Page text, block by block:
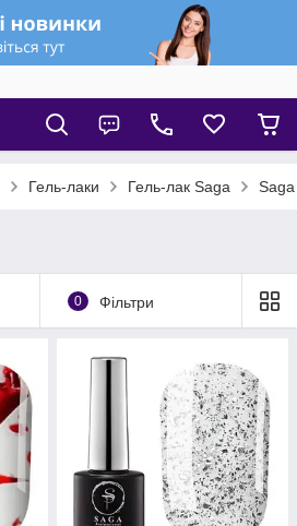
Гель-лаки Гель-лак Saga
0 Фільтри